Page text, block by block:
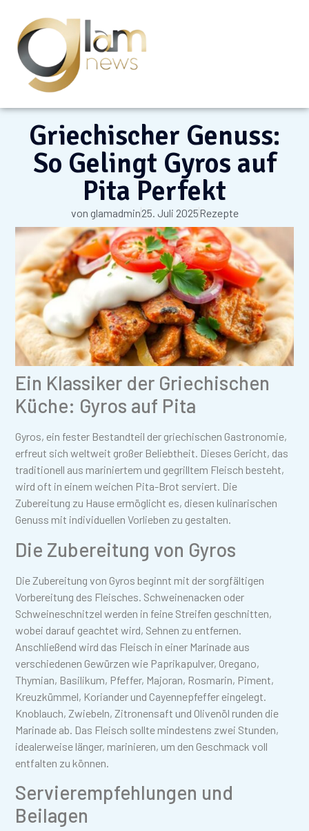
Griechischer Genuss:
So Gelingt Gyros auf
Pita Perfekt
von glamadmin25. Juli 2025Rezepte
Ein Klassiker der Griechischen
Küche: Gyros auf Pita
Gyros, ein fester Bestandteil der griechischen Gastronomie,
erfreut sich weltweit großer Beliebtheit. Dieses Gericht, das
traditionell aus mariniertem und gegrilltem Fleisch besteht,
wird oft in einem weichen Pita-Brot serviert. Die
Zubereitung zu Hause ermöglicht es, diesen kulinarischen
Genuss mit individuellen Vorlieben zu gestalten.
Die Zubereitung von Gyros
Die Zubereitung von Gyros beginnt mit der sorgfältigen
Vorbereitung des Fleisches. Schweinenacken oder
Schweineschnitzel werden in feine Streifen geschnitten,
wobei darauf geachtet wird, Sehnen zu entfernen.
Anschließend wird das Fleisch in einer Marinade aus
verschiedenen Gewürzen wie Paprikapulver, Oregano,
Thymian, Basilikum, Pfeffer, Majoran, Rosmarin, Piment,
Kreuzkümmel, Koriander und Cayennepfeffer eingelegt.
Knoblauch, Zwiebeln, Zitronensaft und Olivenöl runden die
Marinade ab. Das Fleisch sollte mindestens zwei Stunden,
idealerweise länger, marinieren, um den Geschmack voll
entfalten zu können.
Servierempfehlungen und
Beilagen